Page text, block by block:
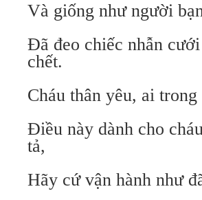
Và giống như người
Đã đeo chiếc nhẫn
chết.
Cháu thân yêu, ai
Điều này dành cho
tả,
Hãy cứ vận hành như